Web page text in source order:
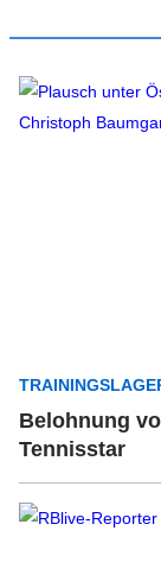
Belohnung
Tennisstar